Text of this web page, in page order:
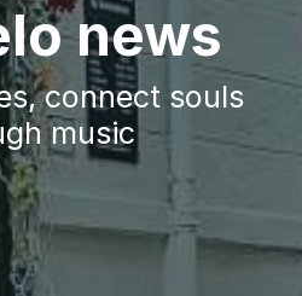
news
connect souls
music